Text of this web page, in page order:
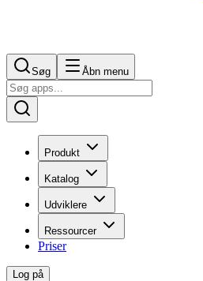
Søg Åbn menu
Produkt
Katalog
Udviklere
Ressourcer
Priser
Log på